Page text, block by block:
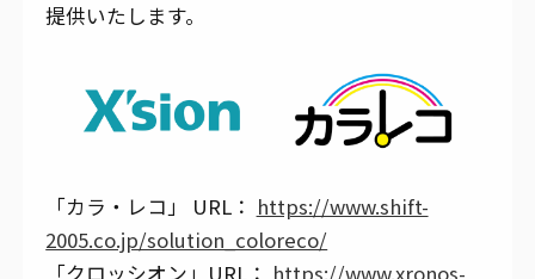
提供いたします。
「カラ・レコ」 URL： https://www.shift-
2005.co.jp/solution_coloreco/
「クロッシオン」URL： https://www.xronos-